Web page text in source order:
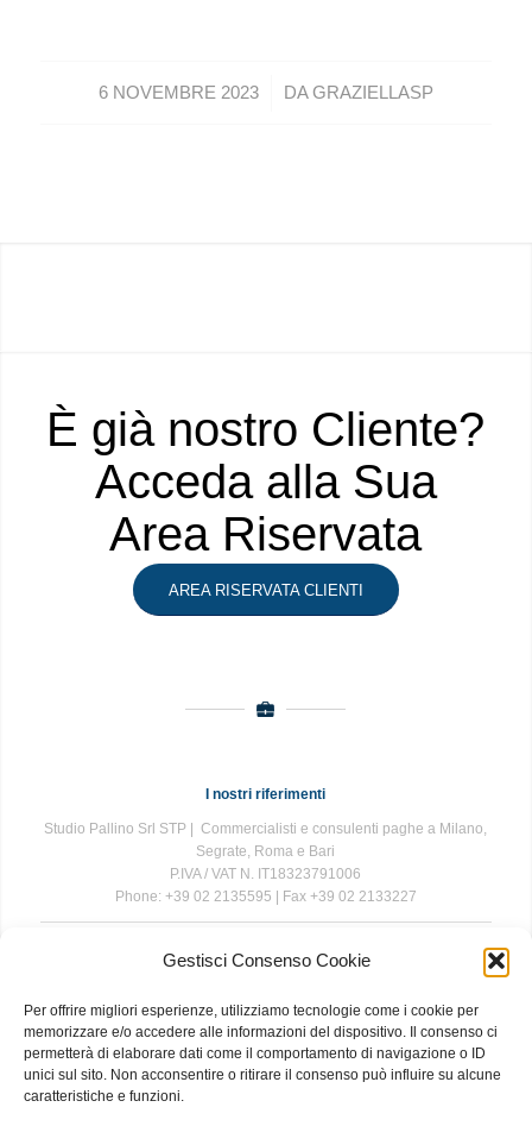
Gestisci Consenso Cookie
Per offrire migliori esperienze, utilizziamo tecnologie come i cookie per
memorizzare e/o accedere alle informazioni del dispositivo. Il consenso ci
permetterà di elaborare dati come il comportamento di navigazione o ID
unici sul sito. Non acconsentire o ritirare il consenso può influire su alcune
caratteristiche e funzioni.
6 NOVEMBRE 2023
/ DAGRAZIELLASP
È già nostro Cliente?
Acceda alla Sua
Area Riservata
AREA RISERVATA CLIENTI
I nostri riferimenti
Studio Pallino Srl STP | Commercialisti e consulenti paghe a Milano,
Segrate, Roma e Bari
P.IVA / VAT N. IT18323791006
Phone: +39 02 2135595 | Fax +39 02 2133227
The information contained in this website is for general information
while we endeavour to keep the information up to date and correct, we
make no representations or warranties of any kind, express or implied,
about the completeness, accuracy, reliability, suitability or availability
with respect to the website or the information, products, services, or
related graphics contained on the website for any purpose. Any